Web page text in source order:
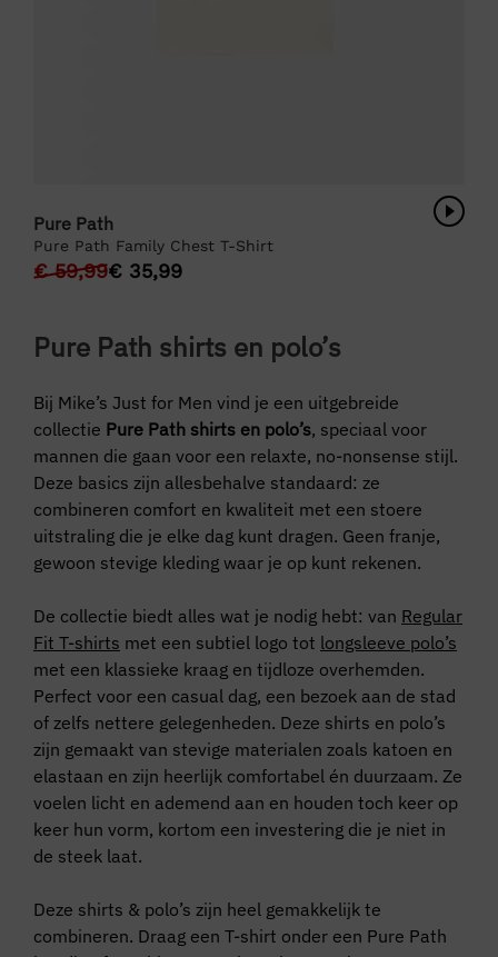
Pure Path
Pure Path Family Chest T-Shirt
€59,99€ 35,99
Pure Path shirts en polo’s
Bij Mike’s Just for Men vind je een uitgebreide
collectie Pure Path shirts en polo’s, speciaal voor
mannen die gaan voor een relaxte, no-nonsense stijl.
Deze basics zijn allesbehalve standaard: ze
combineren comfort en kwaliteit met een stoere
uitstraling die je elke dag kunt dragen. Geen franje,
gewoon stevige kleding waar je op kunt rekenen.
De collectie biedt alles wat je nodig hebt: van Regular
Fit T-shirts met een subtiel logo tot longsleeve polo’s
met een klassieke kraag en tijdloze overhemden.
Perfect voor een casual dag, een bezoek aan de stad
of zelfs nettere gelegenheden. Deze shirts en polo’s
zijn gemaakt van stevige materialen zoals katoen en
elastaan en zijn heerlijk comfortabel én duurzaam. Ze
voelen licht en ademend aan en houden toch keer op
keer hun vorm, kortom een investering die je niet in
de steek laat.
Deze shirts & polo’s zijn heel gemakkelijk te
combineren. Draag een T-shirt onder een Pure Path